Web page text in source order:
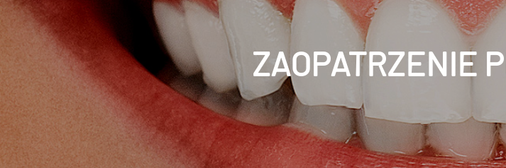
ZAOPATRZENIE